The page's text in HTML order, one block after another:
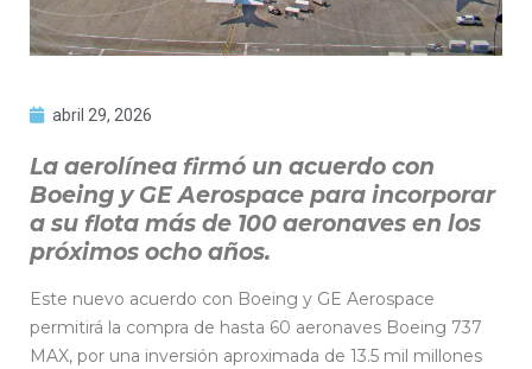
abril 29, 2026
La aerolínea firmó un acuerdo con
Boeing y GE Aerospace para incorporar
a su flota más de 100 aeronaves en los
próximos ocho años.
Este nuevo acuerdo con Boeing y GE Aerospace
permitirá la compra de hasta 60 aeronaves Boeing 737
MAX, por una inversión aproximada de 13.5 mil millones